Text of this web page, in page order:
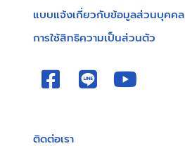
แบบแจ้งเกี่ยวกับข้อมูลส่วนบุคคล
การใช้สิทธิความเป็นส่วนตัว
ติดต่อเรา